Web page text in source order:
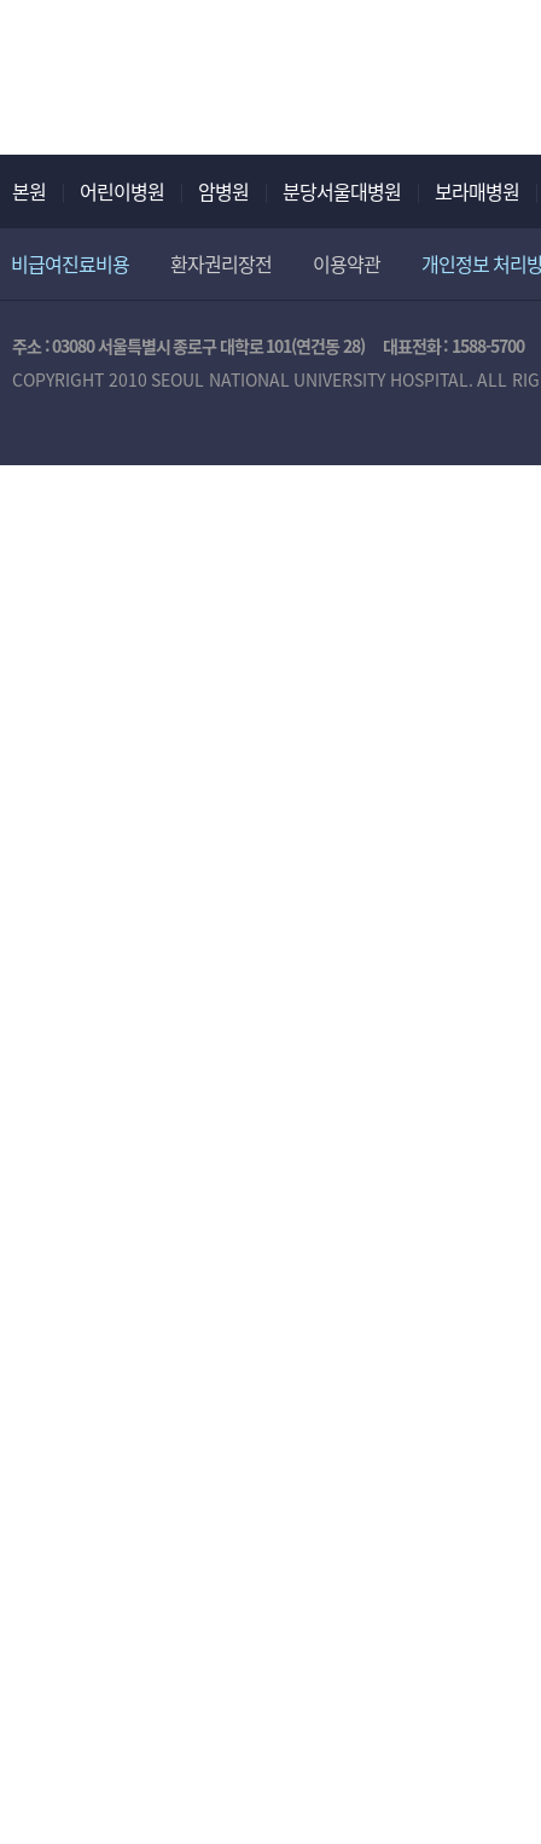
본원 어린이병원 암병원 분당서울대병원 보라매병원
비급여진료비용 환자권리장전 이용약관 개인정보 처리
주소 : 03080 서울특별시 종로구 대학로 101(연건동 28) 대표전화 : 1588-5700
COPYRIGHT 2010 SEOUL NATIONAL UNIVERSITY HOSPITAL. ALL